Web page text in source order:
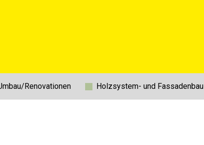
Renovationen Holzsystem- und Fassadenbau